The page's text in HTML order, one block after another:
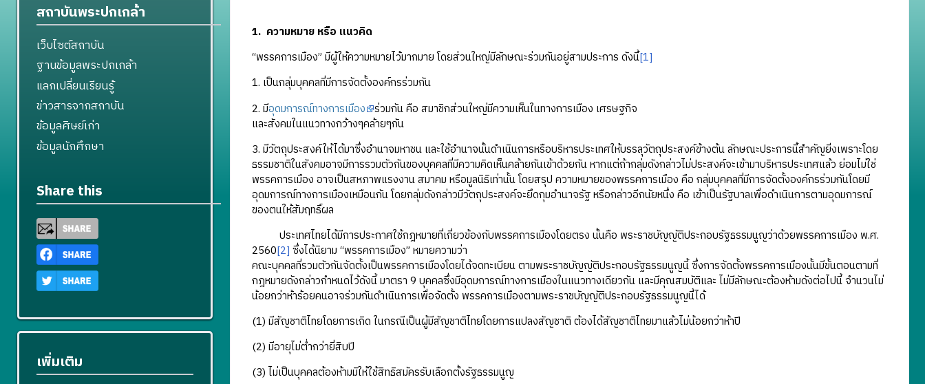
1. ความหมาย หรือ แนวคิด
“พรรคการเมือง” มีผู้ให้ความหมายไว้มากมาย โดยส่วนใหญ่มีลักษณะร่วมกันอยู่สามประการ ดังนี้[1]
1. เป็นกลุ่มบุคคลที่มีการจัดตั้งองค์กรร่วมกัน
2. มีอุดมการณ์ทางการเมือง ร่วมกัน คือ สมาชิกส่วนใหญ่มีความเห็นในทางการเมือง เศรษฐกิจ
และสังคมในแนวทางกว้างๆคล้ายๆกัน
3. มีวัตถุประสงค์ให้ได้มาซึ่งอำนาจมหาชน และใช้อำนาจนั้นดำเนินการหรือบริหารประเทศให้บรรลุวัตถุประสงค์ข้างต้น ลักษณะประการนี้สำคัญยิ่งเพราะโดย
ธรรมชาติในสังคมอาจมีการรวมตัวกันของบุคคลที่มีความคิดเห็นคล้ายกันเข้าด้วยกัน หากแต่ถ้ากลุ่มดังกล่าวไม่ประสงค์จะเข้ามาบริหารประเทศแล้ว ย่อมไม่ใช่
พรรคการเมือง อาจเป็นสหภาพแรงงาน สมาคม หรือมูลนิธิเท่านั้น โดยสรุป ความหมายของพรรคการเมือง คือ กลุ่มบุคคลที่มีการจัดตั้งองค์กรร่วมกันโดยมี
อุดมการณ์ทางการเมืองเหมือนกัน โดยกลุ่มดังกล่าวมีวัตถุประสงค์จะยึดกุมอำนาจรัฐ หรือกล่าวอีกนัยหนึ่ง คือ เข้าเป็นรัฐบาลเพื่อดำเนินการตามอุดมการณ์
ของตนให้สัมฤทธิ์ผล
ประเทศไทยได้มีการประกาศใช้กฎหมายที่เกี่ยวข้องกับพรรคการเมืองโดยตรง นั้นคือ พระราชบัญญัติประกอบรัฐธรรมนูญว่าด้วยพรรคการเมือง พ.ศ.
2560[2] ซึ่งได้นิยาม “พรรคการเมือง” หมายความว่า
คณะบุคคลที่รวมตัวกันจัดตั้งเป็นพรรคการเมืองโดยได้จดทะเบียน ตามพระราชบัญญัติประกอบรัฐธรรมนูญนี้ ซึ่งการจัดตั้งพรรคการเมืองนั้นมีขั้นตอนตามที่
กฎหมายดังกล่าวกำหนดไว้ดังนี้ มาตรา 9 บุคคลซึ่งมีอุดมการณ์ทางการเมืองในแนวทางเดียวกัน และมีคุณสมบัติและ ไม่มีลักษณะต้องห้ามดังต่อไปนี้ จํานวนไม่
น้อยกว่าห้าร้อยคนอาจร่วมกันดําเนินการเพื่อจัดตั้ง พรรคการเมืองตามพระราชบัญญัติประกอบรัฐธรรมนูญนี้ได้
(1) มีสัญชาติไทยโดยการเกิด ในกรณีเป็นผู้มีสัญชาติไทยโดยการแปลงสัญชาติ ต้องได้สัญชาติไทยมาแล้วไม่น้อยกว่าห้าปี
(2) มีอายุไม่ต่ำกว่ายี่สิบปี
(3) ไม่เป็นบุคคลต้องห้ามมิให้ใช้สิทธิสมัครรับเลือกตั้งรัฐธรรมนูญ
สถาบันพระปกเกล้า
เว็บไซต์สถาบัน
ฐานข้อมูลพระปกเกล้า
แลกเปลี่ยนเรียนรู้
ข่าวสารจากสถาบัน
ข้อมูลศิษย์เก่า
ข้อมูลนักศึกษา
Share this
เพิ่มเติม